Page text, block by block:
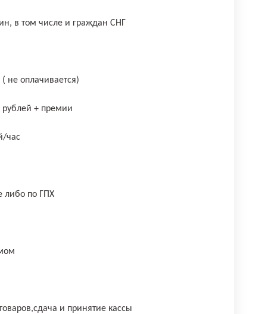
в том числе и граждан СНГ
не оплачивается)
рублей + премии
час
либо по ГПХ
и принятие кассы